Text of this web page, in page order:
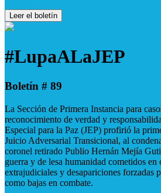
Leer el boletín
#LupaALaJEP
Boletín # 89
La Sección de Primera Instancia para
reconocimiento de verdad y
Especial para la Paz (JEP) profirió la
Juicio Adversarial Transicional, al
coronel retirado Publio Hernán Mejía
guerra y de lesa humanidad cometidos en
extrajudiciales y desapariciones forzadas
como bajas en combate.